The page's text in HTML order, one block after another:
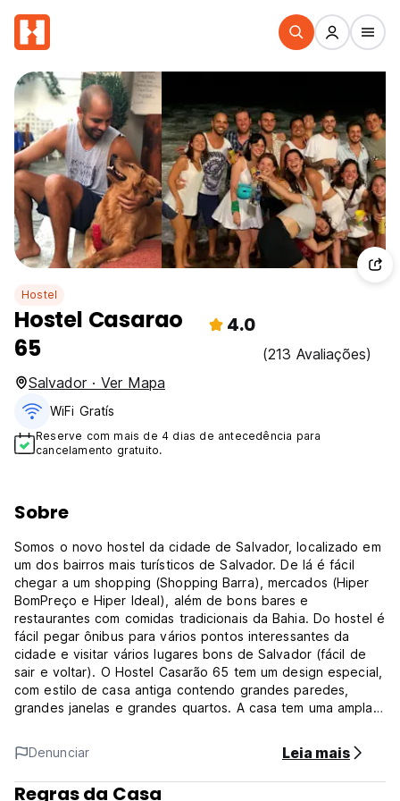
Hostel
Hostel Casarao
65
4.0
(213 Avaliações)
Salvador · Ver Mapa
WiFi Gratís
Reserve com mais de 4 dias de antecedência para
cancelamento gratuito.
Sobre
Somos o novo hostel da cidade de Salvador, localizado em
um dos bairros mais turísticos de Salvador. De lá é fácil
chegar a um shopping (Shopping Barra), mercados (Hiper
BomPreço e Hiper Ideal), além de bons bares e
restaurantes com comidas tradicionais da Bahia. Do hostel é
fácil pegar ônibus para vários pontos interessantes da
cidade e visitar vários lugares bons de Salvador (fácil de
sair e voltar). O Hostel Casarão 65 tem um design especial,
com estilo de casa antiga contendo grandes paredes,
grandes janelas e grandes quartos. A casa tem uma ampla
traseiras.
A localização do Hostel é ótima para todos os momentos
do ano, principalmente no período do Carnaval. Localizados
Denunciar Leia mais
Regras da Casa